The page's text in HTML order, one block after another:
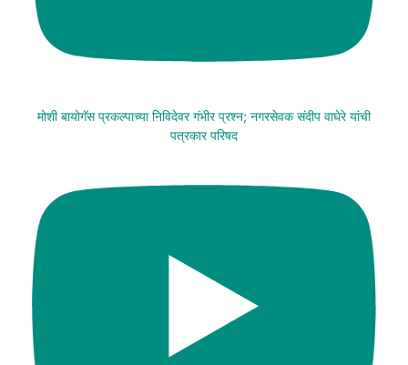
मोशी बायोगॅस प्रकल्पाच्या निविदेवर गंभीर प्रश्न; नगरसेवक संदीप वाघेरे यांची
पत्रकार परिषद